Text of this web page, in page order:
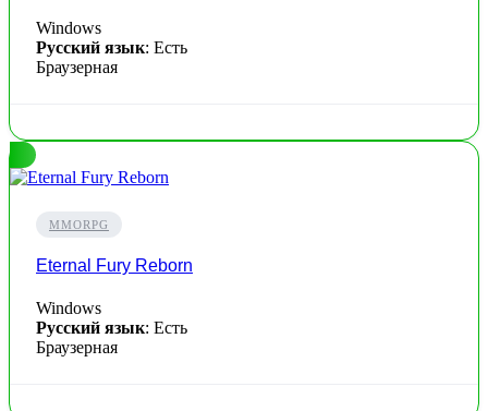
Windows
Русский язык: Есть
Браузерная
MMORPG
Eternal Fury Reborn
Windows
Русский язык: Есть
Браузерная